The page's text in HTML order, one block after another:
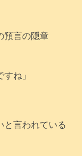
預言の隠章
ね」
と言われている